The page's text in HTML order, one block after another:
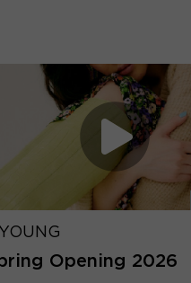
Opening 2026